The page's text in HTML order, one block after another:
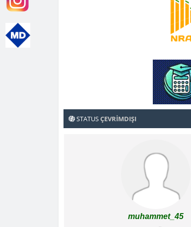
STATUSÇEVRIMDIŞI
muhammet_45